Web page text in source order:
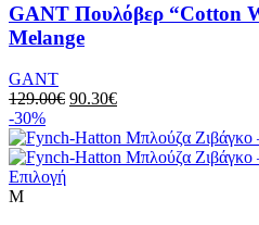
GANT Πουλόβερ “Cotton
Melange
GANT
129.00€ 90.30€
-30%
Επιλογή
M